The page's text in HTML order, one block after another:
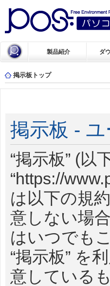
製品紹介 ダ
掲示板トップ
掲示板 -
“掲示板” (以
“https://
は以下の規
意しない場
はいつでも
“掲示板” を
意している